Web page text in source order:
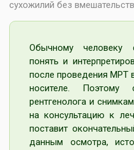
сухожилий без
Обычному человеку
понять и
после проведения МРТ
носителе. Поэтому
рентгенолога и
на консультацию к
поставит
данным осмотра,